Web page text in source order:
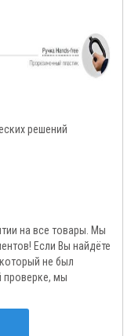
решений
на все товары. Мы
Если Вы найдёте
не был
мы